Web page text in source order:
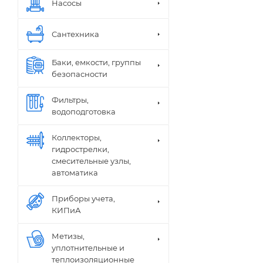
Насосы
Сантехника
Баки, емкости, группы
безопасности
Фильтры,
водоподготовка
Коллекторы,
гидрострелки,
смесительные узлы,
автоматика
Приборы учета,
КИПиА
Метизы,
уплотнительные и
теплоизоляционные